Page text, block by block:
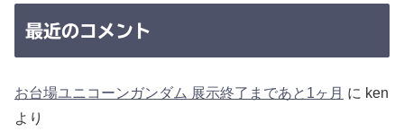
最近のコメント
お台場ユニコーンガンダム 展示終了まであと1ヶ月 に ken
より